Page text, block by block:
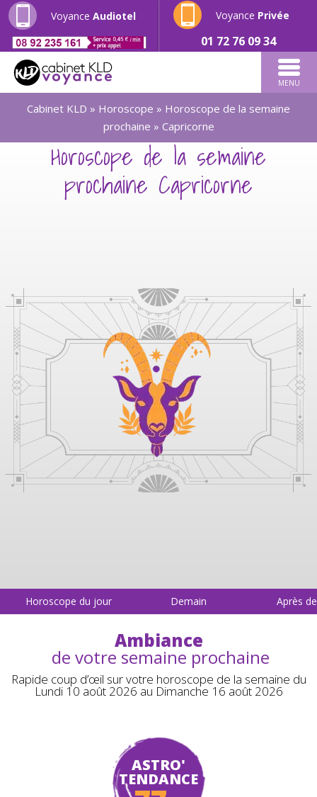
Voyance Audiotel Voyance Privée
01 72 76 09 34
MENU
Cabinet KLD » Horoscope » Horoscope de la semaine
prochaine » Capricorne
Horoscope de la semaine
prochaine Capricorne
Horoscope du jour Demain Après
Ambiance
de votre semaine prochaine
Rapide coup d’œil sur votre horoscope de la semaine du
Lundi 10 août 2026 au Dimanche 16 août 2026
ASTRO'
TENDANCE